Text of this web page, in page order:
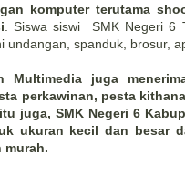
komputer terutama
. Siswa siswi SMK Negeri 6
undangan, spanduk, brosur,
Multimedia juga
perkawinan, pesta
juga, SMK Negeri 6
ukuran kecil dan besar
murah.